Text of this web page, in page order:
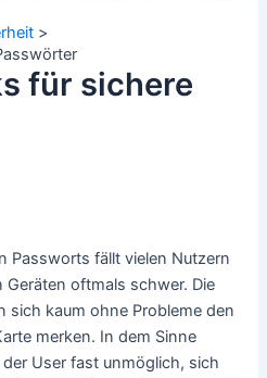
für sichere
Passworts fällt vielen Nutzern
oftmals schwer. Die
sich kaum ohne Probleme den
merken. In dem Sinne
User fast unmöglich, sich